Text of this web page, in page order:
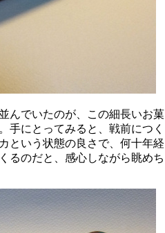
んでいたのが、この細長いお菓
手にとってみると、戦前につく
という状態の良さで、何十年経
るのだと、感心しながら眺めち